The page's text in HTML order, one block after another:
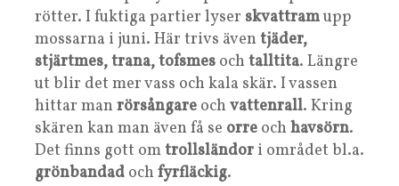
rötter. I fuktiga partier lyser skvattramupp
mossarna i juni. Här trivs även tjäder,
stjärtmes, trana, tofsmes och talltita. Längre
ut blir det mer vass och kala skär. I vassen
hittar man rörsångare och vattenrall. Kring
skären kan man även få se orre och havsörn.
Det finns gott omtrollsländor i området bl.a.
grönbandad och fyrfläckig.